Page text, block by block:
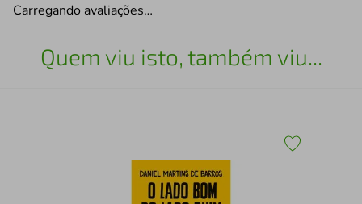
Carregando avaliações…
Quem viu isto, também viu...